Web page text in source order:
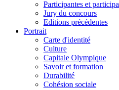
Participantes et
Jury du concours
Editions précédentes
Portrait
Carte d'identité
Culture
Capitale Olympique
Savoir et formation
Durabilité
Cohésion sociale